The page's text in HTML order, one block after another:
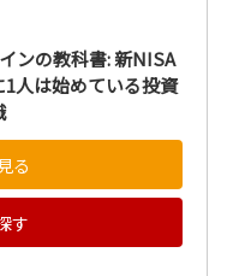
ンの教科書: 新NISA
人は始めている投資
る
す